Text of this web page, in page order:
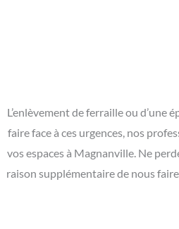
L’enlèvement de ferraille ou
faire face à ces urgences, nos
vos espaces à Magnanville. Ne
raison supplémentaire de nous